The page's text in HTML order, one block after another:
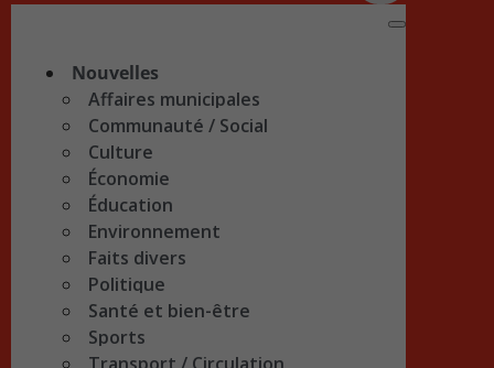
Nouvelles
Affaires municipales
Communauté / Social
Culture
Économie
Éducation
Environnement
Faits divers
Politique
Santé et bien-être
Sports